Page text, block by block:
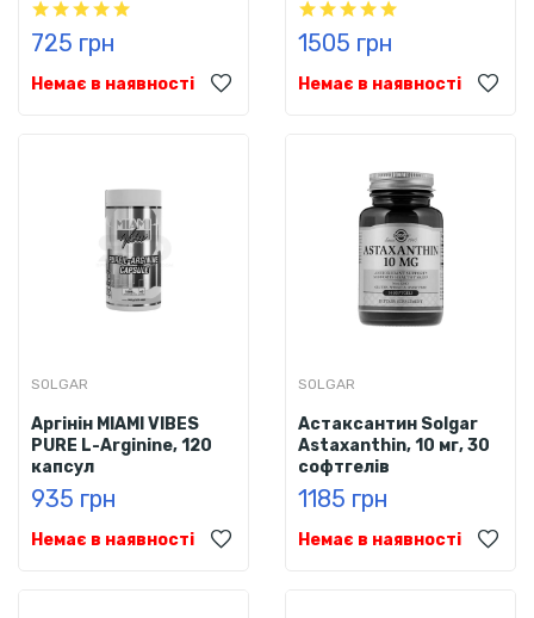
725 грн
Немає в наявності
1505 грн
Немає в наявності
SOLGAR
Аргінін MIAMI VIBES
PURE L-Arginine, 120
капсул
935 грн
Немає в наявності
SOLGAR
Астаксантин Solgar
Astaxanthin, 10 мг, 30
софтгелів
1185 грн
Немає в наявності